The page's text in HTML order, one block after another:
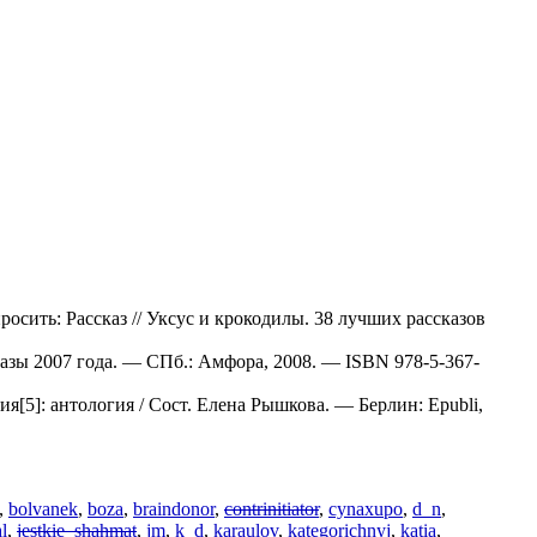
Рассказ // Уксус и крокодилы. 38 лучших рассказов
2007 года. — СПб.: Амфора, 2008. — ISBN 978-5-367-
антология / Сост. Елена Рышкова. — Берлин: Epubli,
, bolvanek, boza, braindonor, contrinitiator, cynaxupo, d_n,
, jestkie_shahmat, jm, k_d, karaulov, kategorichnyj, katia,